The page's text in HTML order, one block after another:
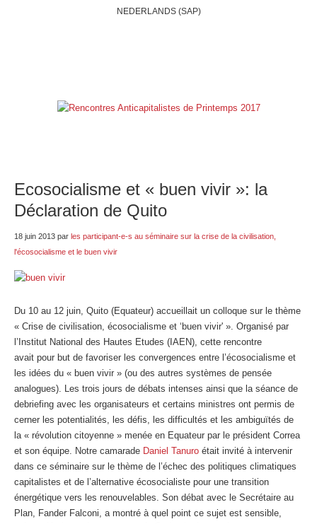
NEDERLANDS (SAP)
Ecosocialisme et « buen vivir »: la
Déclaration de Quito
18 juin 2013 par les participant-e-s au séminaire sur la crise de la civilisation,
l'écosocialisme et le buen vivir
Du 10 au 12 juin, Quito (Equateur) accueillait un colloque sur le thème
« Crise de civilisation, écosocialisme et ‘buen vivir' ». Organisé par
l’Institut National des Hautes Etudes (IAEN), cette rencontre
avait pour but de favoriser les convergences entre l’écosocialisme et
les idées du « buen vivir » (ou des autres systèmes de pensée
analogues). Les trois jours de débats intenses ainsi que la séance de
debriefing avec les organisateurs et certains ministres ont permis de
cerner les potentialités, les défis, les difficultés et les ambiguïtés de
la « révolution citoyenne » menée en Equateur par le président Correa
et son équipe. Notre camarade Daniel Tanuro était invité à intervenir
dans ce séminaire sur le thème de l’échec des politiques climatiques
capitalistes et de l’alternative écosocialiste pour une transition
énergétique vers les renouvelables. Son débat avec le Secrétaire au
Plan, Fander Falconi, a montré à quel point ce sujet est sensible,